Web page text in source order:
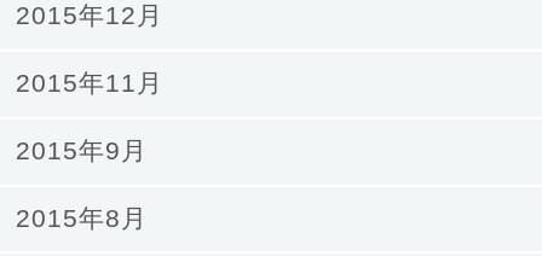
2015年12月
2015年11月
2015年9月
2015年8月